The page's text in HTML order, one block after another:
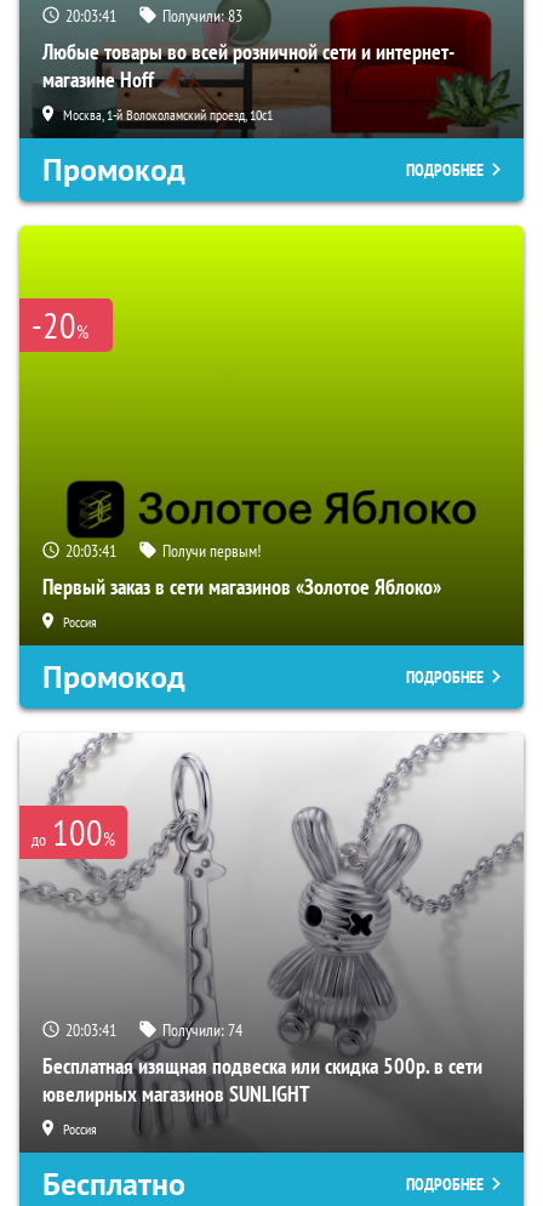
20:03:40 Получили:83
Любые товары во всей розничной сети и интернет-
магазине Hoff
Москва, 1-й Волоколамский проезд, 10с1
Промокод ПОДРОБНЕЕ
-20%
20:03:40 Получи первым!
Первый заказ в сети магазинов «Золотое Яблоко»
Россия
Промокод ПОДРОБНЕЕ
до 100%
20:03:40 Получили:74
Бесплатная изящная подвеска или скидка 500р. в сети
ювелирных магазинов SUNLIGHT
Россия
Бесплатно ПОДРОБНЕЕ